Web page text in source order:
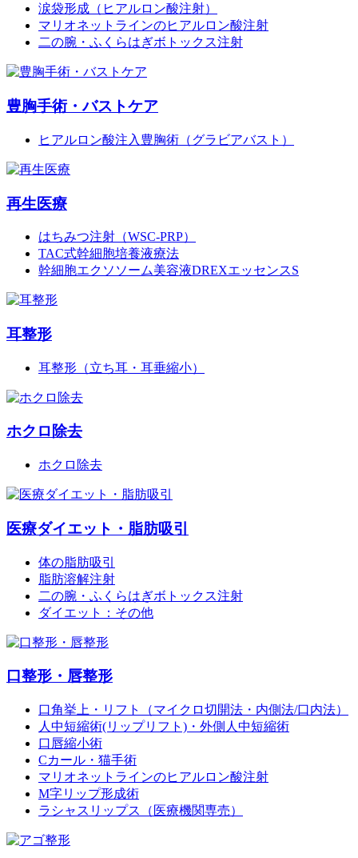
涙袋形成（ヒアルロン酸注射）
マリオネットラインのヒアルロン酸注射
二の腕・ふくらはぎボトックス注射
豊胸手術・バストケア
ヒアルロン酸注入豊胸術（グラビアバスト）
再生医療
はちみつ注射（WSC-PRP）
TAC式幹細胞培養液療法
幹細胞エクソソーム美容液DREXエッセンスS
耳整形
耳整形（立ち耳・耳垂縮小）
ホクロ除去
ホクロ除去
医療ダイエット・脂肪吸引
体の脂肪吸引
脂肪溶解注射
二の腕・ふくらはぎボトックス注射
ダイエット：その他
口整形・唇整形
口角挙上・リフト（マイクロ切開法・内側法/口内法）
人中短縮術(リップリフト)・外側人中短縮術
口唇縮小術
Cカール・猫手術
マリオネットラインのヒアルロン酸注射
M字リップ形成術
ラシャスリップス（医療機関専売）